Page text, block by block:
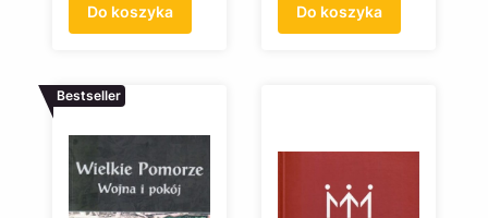
Do koszyka Do koszyka
Bestseller